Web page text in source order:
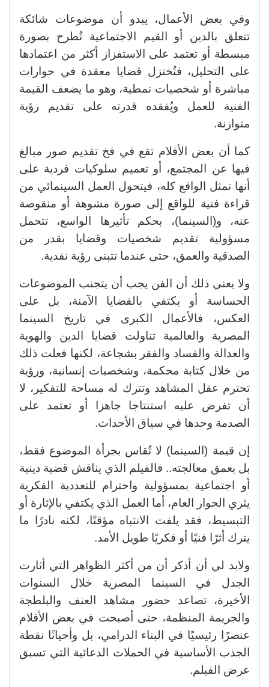
وفي بعض الأعمال، يبدو أن موضوعات شائكة
تتعلق بالدين أو القيم الاجتماعية تُطرح بصورة
مبسطة أو تعتمد على الاستفزاز أكثر من اعتمادها
على التحليل، فتُختزل قضايا معقدة في حوارات
مباشرة أو شخصيات نمطية، وهو ما يضعف القيمة
الفنية للعمل ويُفقده قدرته على تقديم رؤية
متوازنة.
كما أن بعض الأفلام تقع في فخ تقديم صور مبالغ
فيها عن المجتمع، أو تعميم سلوكيات فردية على
أنها تمثل الواقع كله، فيتحول العمل السينمائي من
قراءة فنية للواقع إلى صورة مشوهة أو منقوصة
عنه، و(السينما)، بحكم تأثيرها الواسع، تتحمل
مسؤولية تقديم شخصيات وقضايا بقدر من
الصدقية والعمق، حتى عندما تتبنى رؤية نقدية.
ولا يعني ذلك أن الفن يجب أن يتجنب الموضوعات
الحساسة أو يكتفي بالقضايا الآمنة، بل على
العكس، فالأعمال الكبرى في تاريخ السينما
المصرية والعالمية تناولت قضايا الدين والهوية
والعدالة والفساد والفقر بشجاعة، لكنها فعلت ذلك
من خلال كتابة محكمة، وشخصيات إنسانية، ورؤية
تحترم عقل المشاهد وتترك له مساحة للتفكير، لا
أن تفرض عليه استنتاجا جاهزا أو تعتمد على
الصدمة وحدها في سياق الأحداث.
إن قيمة (السينما) لا تُقاس بجرأة الموضوع فقط،
بل بعمق معالجته.. فالفيلم الذي يناقش قضية دينية
أو اجتماعية بمسؤولية واحترام للتعددية الفكرية
يثري الحوار العام، أما العمل الذي يكتفي بالإثارة أو
التبسيط، فقد يلفت الانتباه مؤقتًا، لكنه نادرًا ما
يترك أثرًا فنيًا أو فكريًا طويل الأمد.
ولابد لي أن أذكر أن من أكثر الظواهر التي أثارت
الجدل في السينما المصرية خلال السنوات
الأخيرة، تصاعد حضور مشاهد العنف والبلطجة
والجريمة المنظمة، حتى أصبحت في بعض الأفلام
عنصرًا رئيسيًا في البناء الدرامي، بل وأحيانًا نقطة
الجذب الأساسية في الحملات الدعائية التي تسبق
عرض الفيلم.